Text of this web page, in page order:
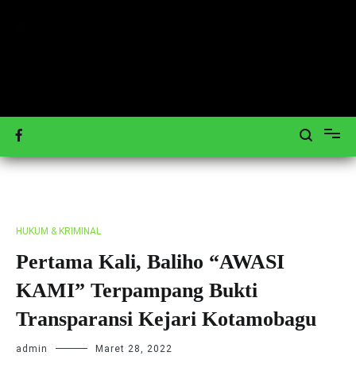
Tagar-News.com
Mengulas Peristiwa Teraktual
HUKUM & KRIMINAL
Pertama Kali, Baliho “AWASI
KAMI” Terpampang Bukti
Transparansi Kejari Kotamobagu
admin Maret 28, 2022